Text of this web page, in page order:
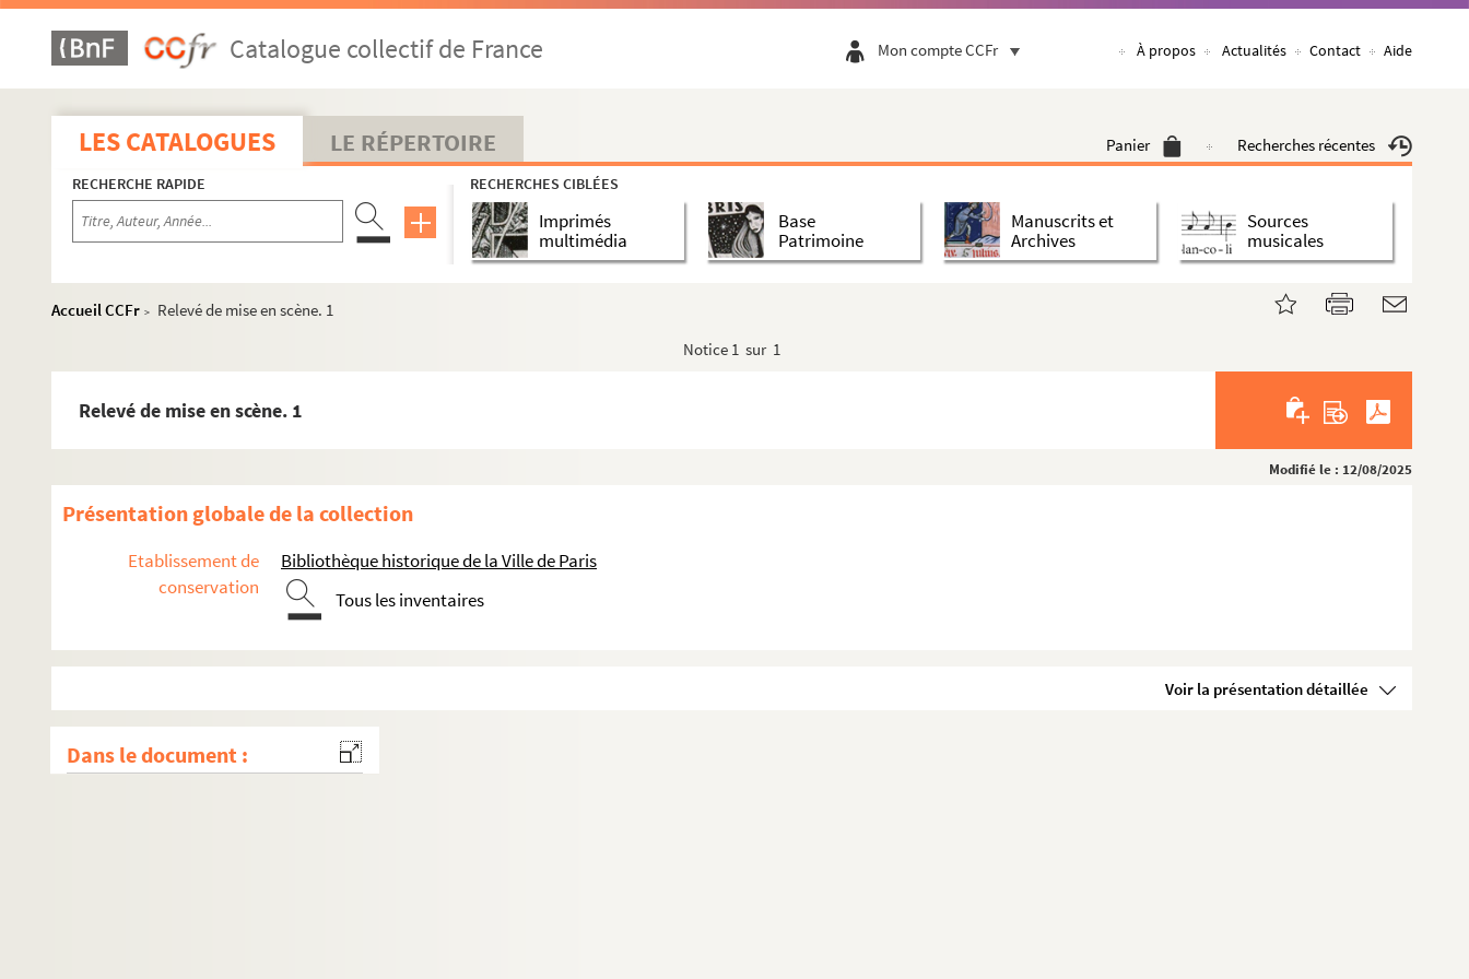
Catalogue collectif de France Mon compte CCFr À propos Actualités Contact Aide
LES CATALOGUES LE RÉPERTOIRE Panier Recherches récentes
RECHERCHE RAPIDE RECHERCHES CIBLÉES
Imprimés
multimédia
Base
Patrimoine
Manuscrits et
Archives
Sources
musicales
Accueil CCFr >
Relevé de mise en scène. 1
Notice 1 sur 1
Relevé de mise en scène. 1
Modifié le : 12/08/2025
Présentation globale de la collection
Etablissement de
conservation
Bibliothèque historique de la Ville de Paris
Tous les inventaires
Voir la présentation détaillée
Dans le document :